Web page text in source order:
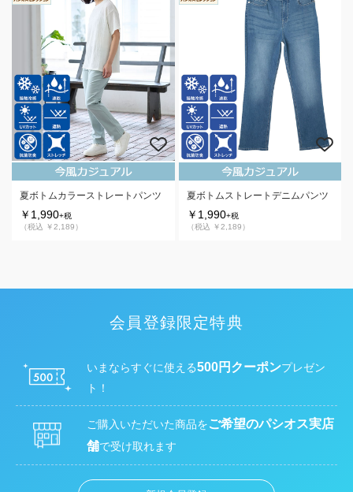
夏ボトムカラーストレートパンツ
￥1,990+税
（税込 ￥2,189）
夏ボトムストレートデニムパンツ
￥1,990+税
（税込 ￥2,189）
会員登録限定特典
いまならすぐに使える500円クーポンプレゼン
ト！
ご購入いただいた商品をご希望のパシオス実店
舗で受け取れます